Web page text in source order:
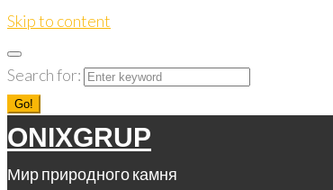
Skip to content
Search for:
Go!
ONIXGRUP
Мир природного камня